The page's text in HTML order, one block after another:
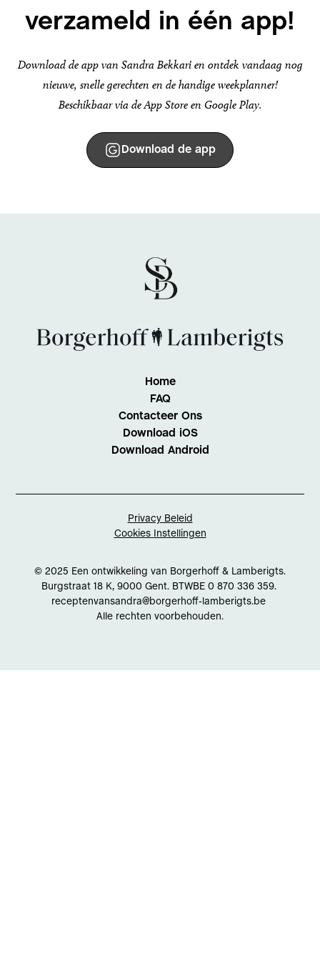
verzameld in één app!
Download de app van Sandra Bekkari en ontdek vandaag nog
nieuwe, snelle gerechten en de handige weekplanner!
Beschikbaar via de App Store en Google Play.
Download de app
Home
FAQ
Contacteer Ons
Download iOS
Download Android
© 2025 Een ontwikkeling van Borgerhoff & Lamberigts.
Burgstraat 18 K, 9000 Gent. BTWBE 0 870 336 359.
receptenvansandra@borgerhoff-lamberigts.be
Alle rechten voorbehouden.
Privacy Beleid
Cookies Instellingen